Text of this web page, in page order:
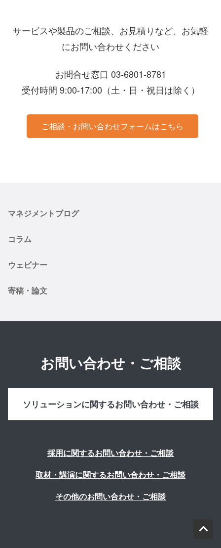
サービスや製品のご相談、お見積りなど、お気軽
にお問い合わせください
お問合せ窓口 03-6801-8781
受付時間 9:00-17:00（土・日・祝日は除く）
ご相談・お問い合わせフォームはこちら
マネジメントブログ
コラム
ウェビナー
寄稿・論文
お問い合わせ・ご相談
ソリューションに関するお問い合わせ・ご相談
採用に関するお問い合わせ・ご相談
取材・講演に関するお問い合わせ・ご相談
その他のお問い合わせ・ご相談